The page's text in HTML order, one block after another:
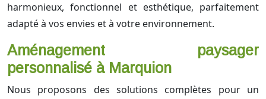
harmonieux, fonctionnel et esthétique, parfaitement
adapté à vos envies et à votre environnement.
Aménagement paysager
personnalisé à Marquion
Nous proposons des solutions complètes pour un